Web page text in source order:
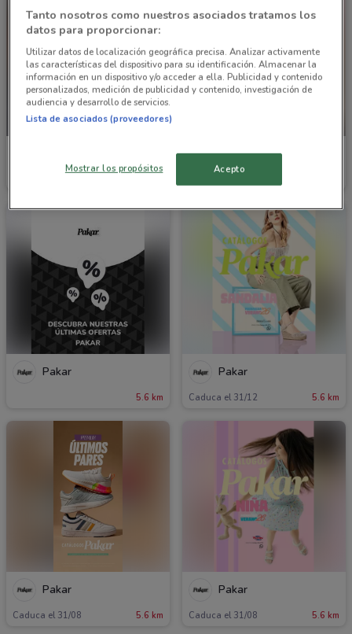
PRÓXIMAMENTE
Pakar
Pakar
5.6 km
Pakar
Caduca el 31/12 5.6 km
Pakar
Caduca el 31/08 5.6 km
Pakar
Caduca el 31/08 5.6 km
Tanto nosotros como nuestros asociados tratamos los
datos para proporcionar:
Utilizar datos de localización geográfica precisa. Analizar activamente
las características del dispositivo para su identificación. Almacenar la
información en un dispositivo y/o acceder a ella. Publicidad y contenido
personalizados, medición de publicidad y contenido, investigación de
audiencia y desarrollo de servicios.
Lista de asociados (proveedores)
Mostrar los propósitos Acepto